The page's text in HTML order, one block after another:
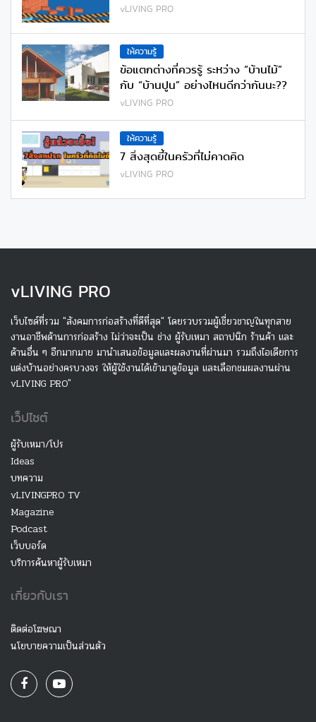
vLIVING PRO
ให้ความรู้
ข้อแตกต่างที่ควรรู้ ระหว่าง “บ้านไม้”
กับ “บ้านปูน” อย่างไหนดีกว่ากันนะ??
vLIVING PRO
ให้ความรู้
7 สิ่งสุดยี้ในครัวที่ไม่คาดคิด
vLIVING PRO
vLIVING PRO
เว็บไซด์ที่รวม "สังคมการก่อสร้างที่ดีที่สุด" โดยรวบรวมผู้เชี่ยวชาญในทุกสาย
งานอาชีพด้านการก่อสร้าง ไม่ว่าจะเป็น ช่าง ผู้รับเหมา สถาปนิก ร้านค้า และ
ด้านอื่น ๆ อีกมากมาย มานำเสนอข้อมูลและผลงานที่ผ่านมา รวมถึงไอเดียการ
แต่งบ้านอย่างครบวงจร ให้ผู้ใช้งานได้เข้ามาดูข้อมูล และเลือกชมผลงานผ่าน
vLIVING PRO"
เว็ปไซต์
ผู้รับเหมา/โปร
Ideas
บทความ
vLIVINGPRO TV
Magazine
Podcast
เว็บบอร์ด
บริการค้นหาผู้รับเหมา
เกี่ยวกับเรา
ติดต่อโฆษณา
นโยบายความเป็นส่วนตัว